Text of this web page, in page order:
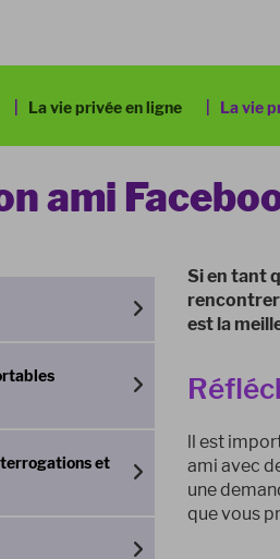
La vie privée en ligne La vie
ami
et
Si en tant
rencontrer
est la
ll est
ami avec
une
que vous